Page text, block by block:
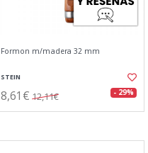
Formon m/madera 32 mm
STEIN
8,61€ 12,11€ - 29%